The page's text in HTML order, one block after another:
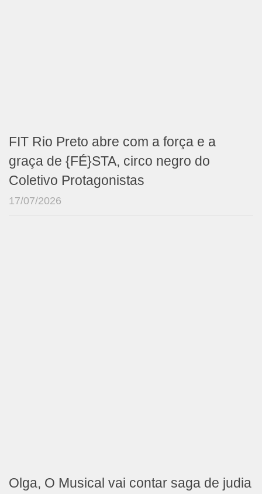
FIT Rio Preto abre com a força e a
graça de {FÉ}STA, circo negro do
Coletivo Protagonistas
17/07/2026
Olga, O Musical vai contar saga de judia